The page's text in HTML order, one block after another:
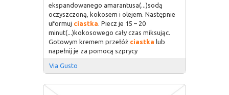
ekspandowanego amarantusa(...)sodą
oczyszczoną, kokosem i olejem. Następnie
uformuj ciastka. Piecz je 15 – 20
minut(...)kokosowego cały czas miksując.
Gotowym kremem przełóż ciastka lub
napełnij je za pomocą szprycy
Via Gusto